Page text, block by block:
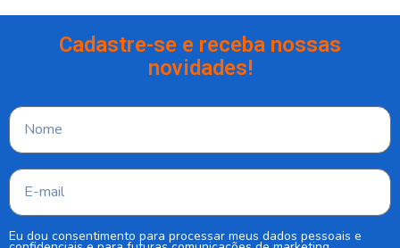
Cadastre-se e receba nossas
novidades!
Eu dou consentimento para processar meus dados pessoais e